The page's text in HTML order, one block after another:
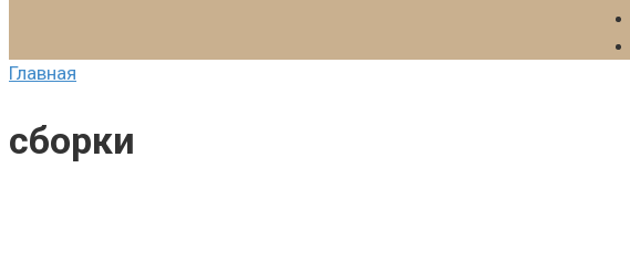
Главная
сборки